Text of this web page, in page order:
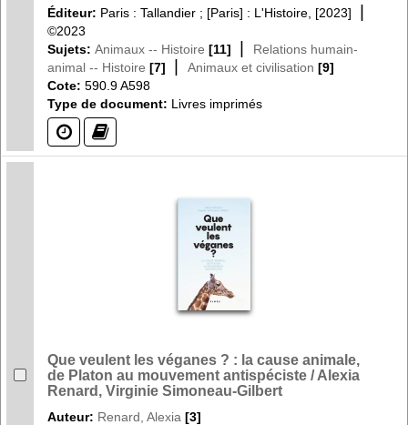
Éditeur: Paris : Tallandier ; [Paris] : L'Histoire, [2023] |
©2023
Sujets: Animaux -- Histoire [11] |
Relations humain-
animal -- Histoire [7] | Animaux et civilisation [9]
Cote: 590.9 A598
Type de document: Livres imprimés
(?) (?)
Que veulent les véganes ? : la cause animale,
de Platon au mouvement antispéciste / Alexia
Renard, Virginie Simoneau-Gilbert
Auteur: Renard, Alexia [3]